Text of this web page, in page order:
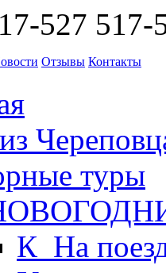
527 517-
Отзывы Контакты
туры
К_На